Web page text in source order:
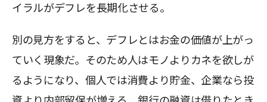
イラルがデフレを長期化させる。
別の見方をすると、デフレとはお金の価値が上がっ
ていく現象だ。そのため人はモノよりカネを欲しが
るようになり、個人では消費より貯金、企業なら投